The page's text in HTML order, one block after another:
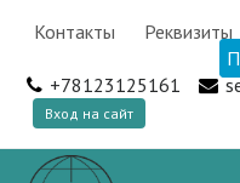
Контакты Реквизиты
+78123125161
Вход на сайт